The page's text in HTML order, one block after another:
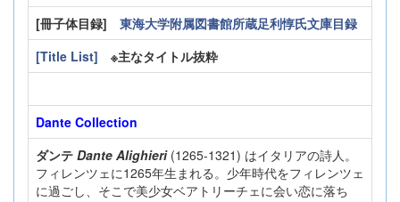
[冊子体目録]
東海大学附属図書館所蔵足利惇氏文庫目録
[Title List] ※主なタイトル抜粋
Dante Collection
ダンテ Dante Alighieri(1265-1321) はイタリアの詩人。
フィレンツェに1265年生まれる。少年時代をフィレンツェ
に過ごし、そこで美少女ベアトリーチェに会い恋に落ち